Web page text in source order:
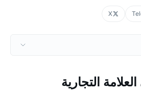
X
التجارية